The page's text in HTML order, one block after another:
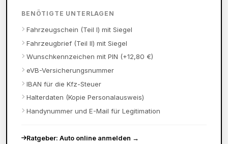
BENÖTIGTE UNTERLAGEN
Fahrzeugschein (Teil I) mit Siegel
Fahrzeugbrief (Teil II) mit Siegel
Wunschkennzeichen mit PIN (+12,80 €)
eVB-Versicherungsnummer
IBAN für die Kfz-Steuer
Halterdaten (Kopie Personalausweis)
Handynummer und E-Mail für Legitimation
Ratgeber: Auto online anmelden →